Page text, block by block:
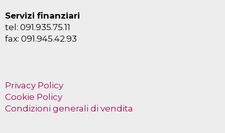
Servizi finanziari
tel: 091.935.75.11
fax: 091.945.42.93
Privacy Policy
Cookie Policy
Condizioni generali di vendita